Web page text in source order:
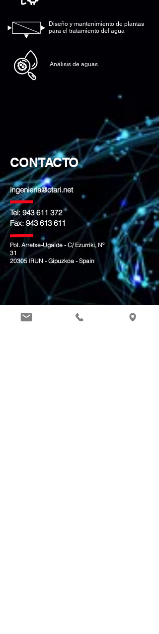
Diseño y mantenimiento de plantas
para el tratamiento del agua
Análisis de aguas
CONTACTO
ingenieria@otari.net
Tel: 943 611 372
Fax: 943 613 611
Pol. Arretxe-Ugalde - C/ Ezurriki, Nº
31
20305 IRUN - Gipuzkoa - Spain